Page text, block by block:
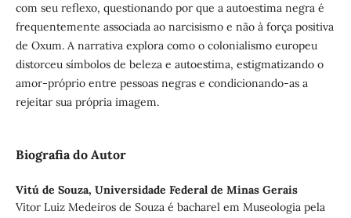
com seu reflexo, questionando por que a autoestima negra é
frequentemente associada ao narcisismo e não à força positiva
de Oxum. A narrativa explora como o colonialismo europeu
distorceu símbolos de beleza e autoestima, estigmatizando o
amor-próprio entre pessoas negras e condicionando-as a
rejeitar sua própria imagem.
Biografia do Autor
Vitú de Souza, Universidade Federal de Minas Gerais
Vitor Luiz Medeiros de Souza é bacharel em Museologia pela